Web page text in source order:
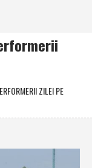
ZILEI PE